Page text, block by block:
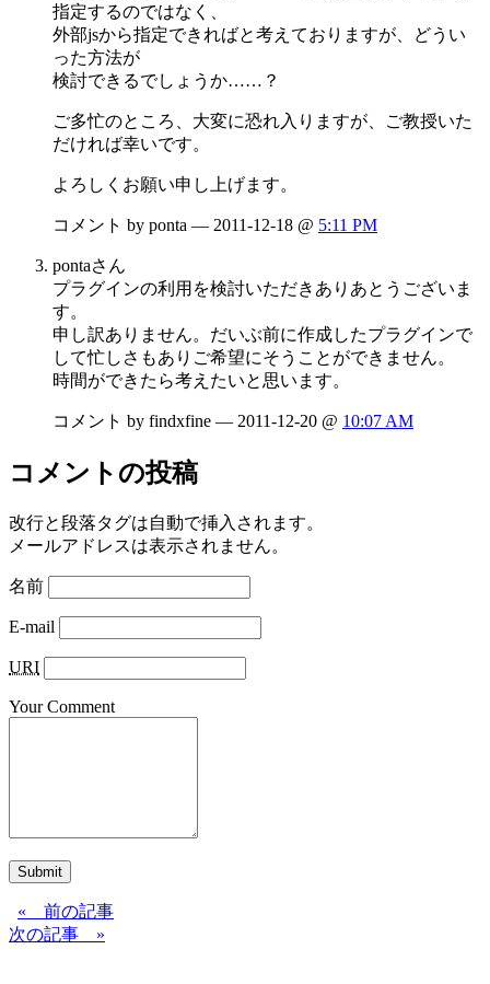
指定するのではなく、
外部jsから指定できればと考えておりますが、どうい
った方法が
検討できるでしょうか……？
ご多忙のところ、大変に恐れ入りますが、ご教授いた
だければ幸いです。
よろしくお願い申し上げます。
コメント by ponta — 2011-12-18 @ 5:11 PM
pontaさん
プラグインの利用を検討いただきありあとうございま
す。
申し訳ありません。だいぶ前に作成したプラグインで
して忙しさもありご希望にそうことができません。
時間ができたら考えたいと思います。
コメント by findxfine — 2011-12-20 @ 10:07 AM
コメントの投稿
改行と段落タグは自動で挿入されます。
メールアドレスは表示されません。
名前
E-mail
URI
Your Comment
Submit
« 前の記事
次の記事 »